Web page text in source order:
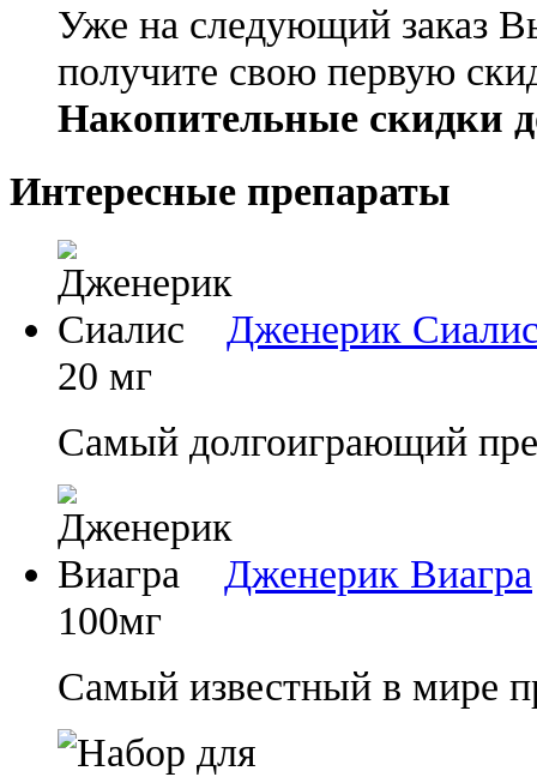
Уже на следующий заказ
получите свою первую
Накопительные скидки
Интересные препараты
Дженерик
20 мг
Самый долгоиграющий
Дженерик Виагра
100мг
Самый известный в мире